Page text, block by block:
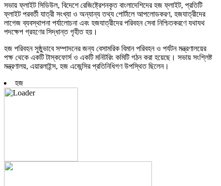
সভায় ফ্লাইট সিডিউল, বিদেশে রেজিষ্ট্রেশনকৃত বাংলাদেশিদের হজ ফ্লাইট, প্রতিটি
ফ্লাইট পরবর্তী যাত্রী সংখ্যা ও অন্যান্য তথ্য পোর্টালে আপলোডকরণ, হজযাত্রীদের
লাগেজ ব্যবস্থাপনা পর্যালোচনা এবং হজযাত্রীদের পরিবহন সেবা নিশ্চিতকরণে যথাযথ
পদক্ষেপ গ্রহণের সিদ্ধান্ত গৃহীত হয়।
হজ পরিবহন সুষ্ঠুভাবে সম্পাদনের জন্য বেসামরিক বিমান পরিবহন ও পর্যটন মন্ত্রণালয়ের
পক্ষ থেকে একটি টাস্কফোর্স ও একটি মনিটরিং কমিটি গঠন করা হয়েছে। সভায় সংশ্লিষ্ট
মন্ত্রণালয়, এয়ারলাইন্স, হজ এজেন্সির প্রতিনিধিগণ উপস্থিত ছিলেন।
হজ